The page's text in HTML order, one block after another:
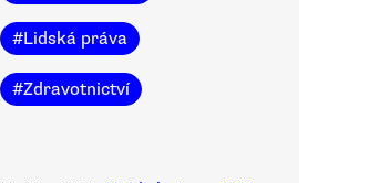
#Lidská práva
#Zdravotnictví